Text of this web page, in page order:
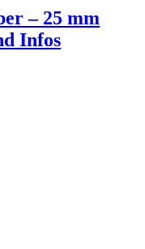
– 25 mm
Infos